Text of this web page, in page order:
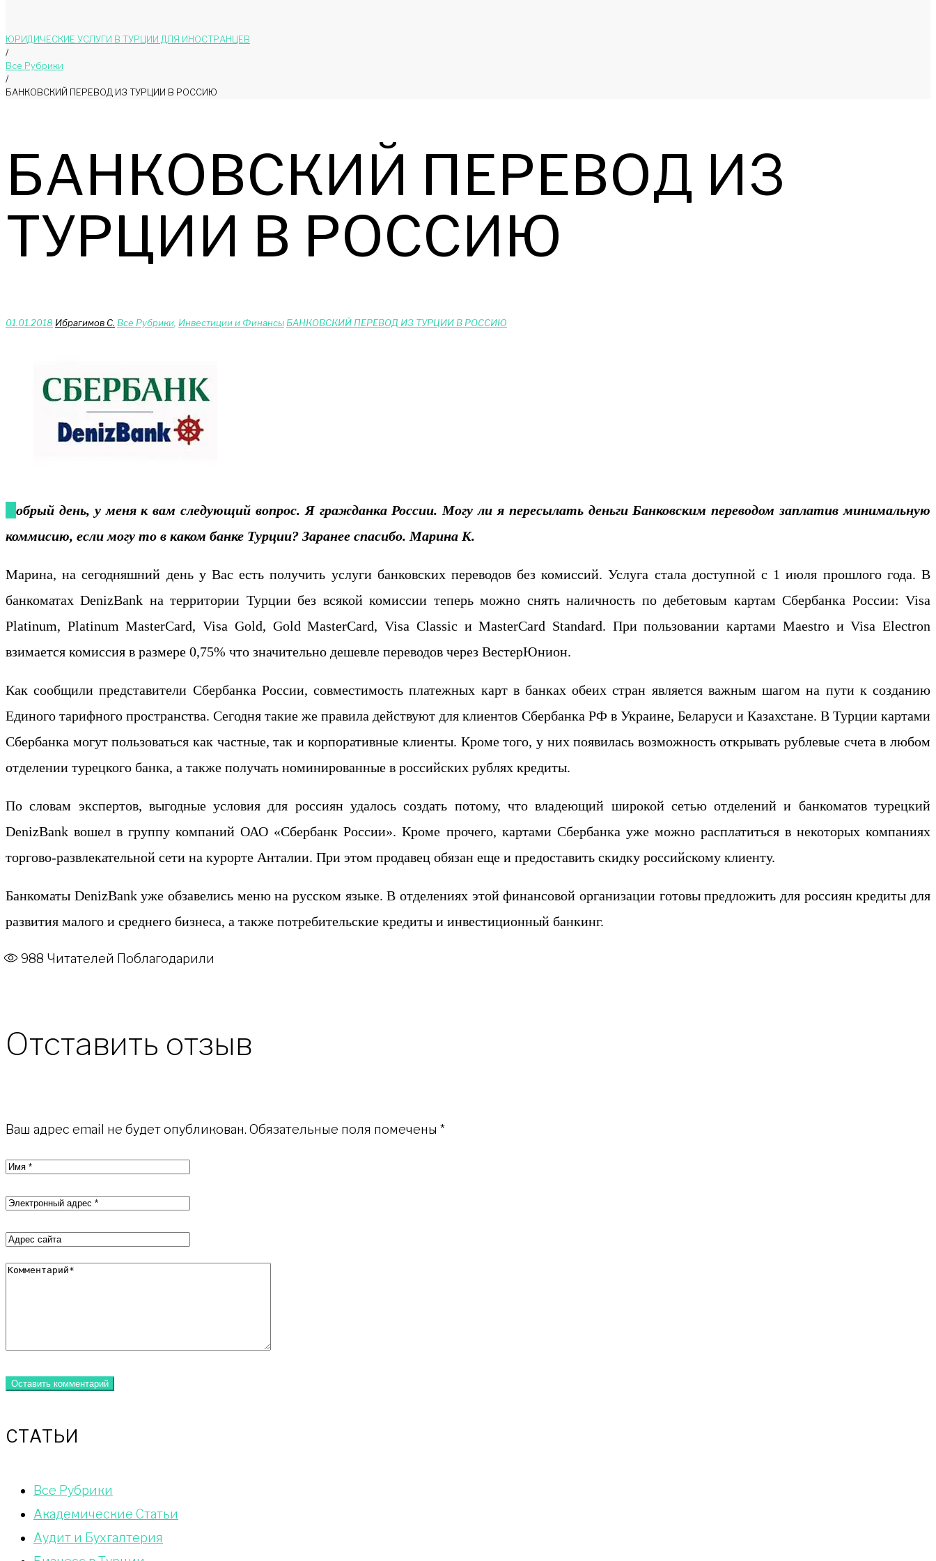
ЮРИДИЧЕСКИЕ УСЛУГИ В ТУРЦИИ ДЛЯ ИНОСТРАНЦЕВ
/
Bce Pyбрики
/
БАНКОВСКИЙ ПЕРЕВОД ИЗ ТУРЦИИ В РОССИЮ
БАНКОВСКИЙ ПЕРЕВОД ИЗ
ТУРЦИИ В РОССИЮ
01.01.2018 Ибрагимов С. Bce Pyбрики, Инвестиции и Финансы БАНКОВСКИЙ ПЕРЕВОД ИЗ ТУРЦИИ В РОССИЮ
коммисию, если могу то в каком банке Турции? Заранее спасибо. Марина К.
Марина, на сегодняшний день у Вас есть получить услуги банковских переводов без комиссий. Услуга стала доступной с 1 июля прошлого года. В
банкоматах DenizBank на территории Турции без всякой комиссии теперь можно снять наличность по дебетовым картам Сбербанка России: Visa
Platinum, Platinum MasterCard, Visa Gold, Gold MasterCard, Visa Classic и MasterCard Standard. При пользовании картами Maestro и Visa Electron
взимается комиссия в размере 0,75% что значительно дешевле переводов через ВестерЮнион.
Как сообщили представители Сбербанка России, совместимость платежных карт в банках обеих стран является важным шагом на пути к созданию
Единого тарифного пространства. Сегодня такие же правила действуют для клиентов Сбербанка РФ в Украине, Беларуси и Казахстане. В Турции картами
Сбербанка могут пользоваться как частные, так и корпоративные клиенты. Кроме того, у них появилась возможность открывать рублевые счета в любом
отделении турецкого банка, а также получать номинированные в российских рублях кредиты.
По словам экспертов, выгодные условия для россиян удалось создать потому, что владеющий широкой сетью отделений и банкоматов турецкий
DenizBank вошел в группу компаний ОАО «Сбербанк России». Кроме прочего, картами Сбербанка уже можно расплатиться в некоторых компаниях
торгово-развлекательной сети на курорте Анталии. При этом продавец обязан еще и предоставить скидку российскому клиенту.
Банкоматы DenizBank уже обзавелись меню на русском языке. В отделениях этой финансовой организации готовы предложить для россиян кредиты для
развития малого и среднего бизнеса, а также потребительские кредиты и инвестиционный банкинг.
988 Читателей Поблагодарили
Отставить отзыв
Ваш адрес email не будет опубликован. Обязательные поля помечены *
СТАТЬИ
Bce Pyбрики
Академические Статьи
Аудит и Бухгалтерия